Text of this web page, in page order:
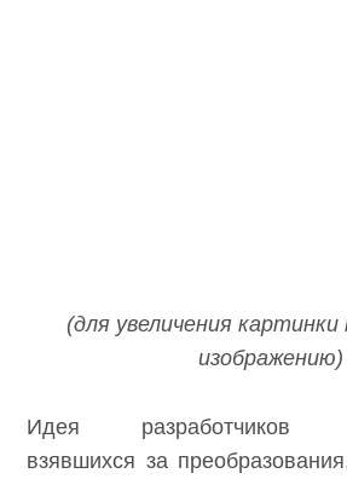
(для увеличения
изображению)
Идея разработчиков
взявшихся за